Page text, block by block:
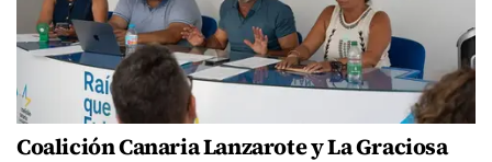
Coalición Canaria Lanzarote y La Graciosa